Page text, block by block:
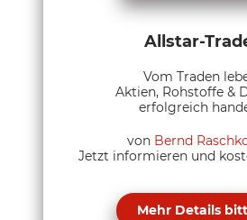
Allstar-
Vom Traden
Aktien, Rohstoffe &
erfolgreich
von Bernd
Jetzt informieren und
Mehr Details